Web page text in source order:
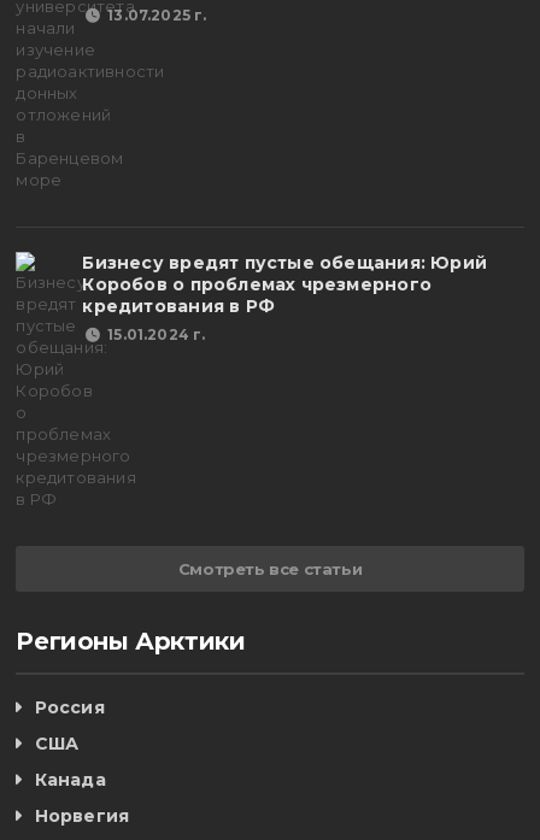
13.07.2025 г.
Бизнесу вредят пустые обещания: Юрий
Коробов о проблемах чрезмерного
кредитования в РФ
15.01.2024 г.
Смотреть все статьи
Регионы Арктики
Россия
США
Канада
Норвегия